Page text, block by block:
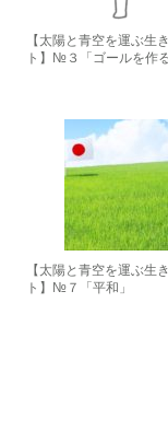
【太陽と青空を運ぶ生
ト】№３「ゴールを作る
【太陽と青空を運ぶ生
ト】№７「平和」